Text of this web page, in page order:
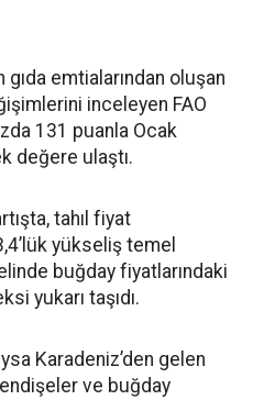
emtialarından oluşan
inceleyen FAO
131 puanla Ocak
değere ulaştı.
tahıl fiyat
yükseliş temel
buğday fiyatlarındaki
yukarı taşıdı.
Karadeniz’den gelen
ve buğday